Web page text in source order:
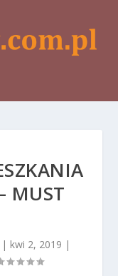
MUST
| kwi 2, 2019 |